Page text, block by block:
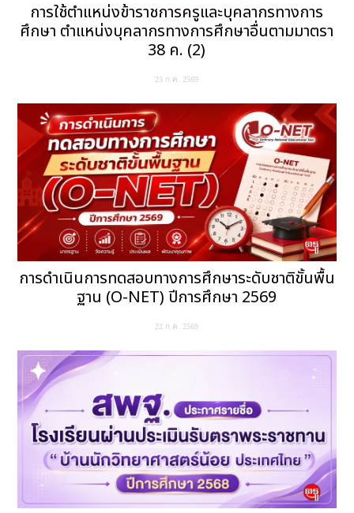
การใช้ตำแหน่งข้าราชการครูและบุคลากรทางการ
ศึกษา ตำแหน่งบุคลากรทางการศึกษาอื่นตามมาตรา
38 ค. (2)
23 ก.ค. 2569
การดำเนินการทดสอบทางการศึกษาระดับชาติขั้นพื้น
ฐาน (O-NET) ปีการศึกษา 2569
22 ก.ค. 2569